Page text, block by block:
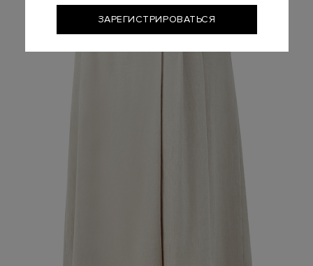
ЗАРЕГИСТРИРОВАТЬСЯ